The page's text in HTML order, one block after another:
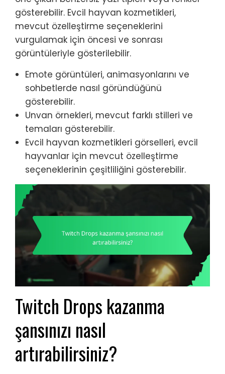
gösterebilir. Evcil hayvan kozmetikleri,
mevcut özelleştirme seçeneklerini
vurgulamak için öncesi ve sonrası
görüntüleriyle gösterilebilir.
Emote görüntüleri, animasyonlarını ve
sohbetlerde nasıl göründüğünü
gösterebilir.
Unvan örnekleri, mevcut farklı stilleri ve
temaları gösterebilir.
Evcil hayvan kozmetikleri görselleri, evcil
hayvanlar için mevcut özelleştirme
seçeneklerinin çeşitliliğini gösterebilir.
Twitch Drops kazanma
şansınızı nasıl
artırabilirsiniz?